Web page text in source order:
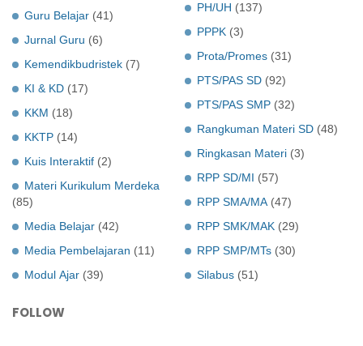
Guru Belajar (41)
Jurnal Guru (6)
Kemendikbudristek (7)
KI & KD (17)
KKM (18)
KKTP (14)
Kuis Interaktif (2)
Materi Kurikulum Merdeka
(85)
Media Belajar (42)
Media Pembelajaran (11)
Modul Ajar (39)
PH/UH (137)
PPPK (3)
Prota/Promes (31)
PTS/PAS SD (92)
PTS/PAS SMP (32)
Rangkuman Materi SD (48)
Ringkasan Materi (3)
RPP SD/MI (57)
RPP SMA/MA (47)
RPP SMK/MAK (29)
RPP SMP/MTs (30)
Silabus (51)
FOLLOW